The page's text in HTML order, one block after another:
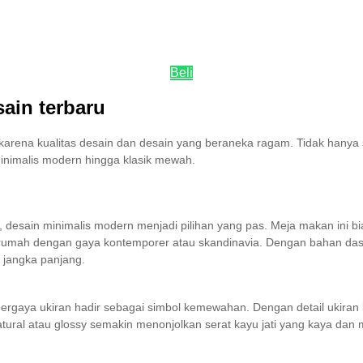
Beli
terbaru
kualitas desain dan desain yang beraneka ragam. Tidak
modern hingga klasik mewah.
minimalis modern menjadi pilihan yang pas. Meja makan ini
dengan gaya kontemporer atau skandinavia. Dengan bahan
panjang.
ukiran hadir sebagai simbol kemewahan. Dengan detail
atau glossy semakin menonjolkan serat kayu jati yang kaya